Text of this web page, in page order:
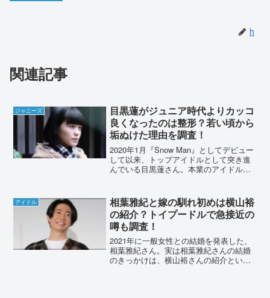
h
関連記事
ジャニーズ
目黒蓮がジュニア時代よりカッコ
良くなったのは整形？若い頃から
垢ぬけた理由を調査！
2020年1月『Snow Man』としてデビュー
して以来、トップアイドルとして突き進
んでいる目黒蓮さん。本業のアイドル活
が、カッコ良くなりすぎてまさかの整形
疑惑も。今回は...
アイドル
相葉雅紀と嫁の馴れ初めは横山裕
の紹介？トイプードルで急接近の
噂も調査！
2021年に一般女性との結婚を発表した、
相葉雅紀さん。実は相葉雅紀さんの結婚
のきっかけは、横山裕さんの紹介という